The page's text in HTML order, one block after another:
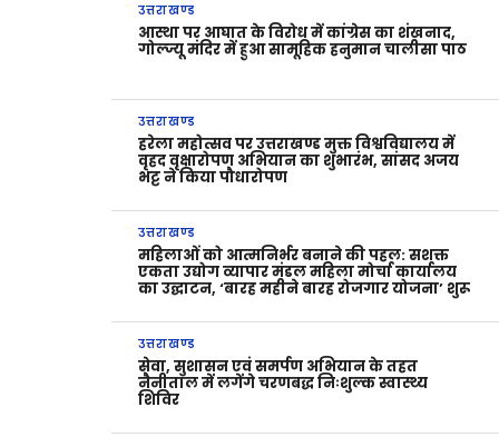
उत्तराखण्ड
आस्था पर आघात के विरोध में कांग्रेस का शंखनाद,
गोल्ज्यू मंदिर में हुआ सामूहिक हनुमान चालीसा पाठ
उत्तराखण्ड
हरेला महोत्सव पर उत्तराखण्ड मुक्त विश्वविद्यालय में
वृहद वृक्षारोपण अभियान का शुभारंभ, सांसद अजय
भट्ट ने किया पौधारोपण
उत्तराखण्ड
महिलाओं को आत्मनिर्भर बनाने की पहल: सशक्त
एकता उद्योग व्यापार मंडल महिला मोर्चा कार्यालय
का उद्घाटन, ‘बारह महीने बारह रोजगार योजना’ शुरू
उत्तराखण्ड
सेवा, सुशासन एवं समर्पण अभियान के तहत
नैनीताल में लगेंगे चरणबद्ध निःशुल्क स्वास्थ्य
शिविर